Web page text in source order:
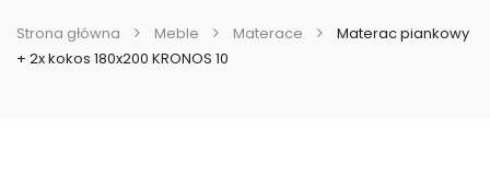
Strona główna Meble Materace
Materac piankowy
+ 2x kokos 180x200 KRONOS 10